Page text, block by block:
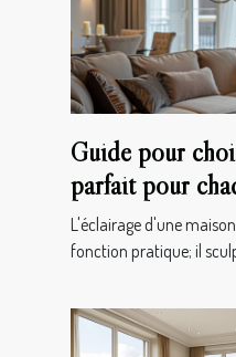
Guide pour
parfait pour
maison
L'éclairage d'une
fonction pratique; il